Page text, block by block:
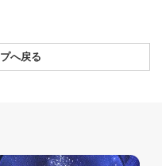
へ戻る